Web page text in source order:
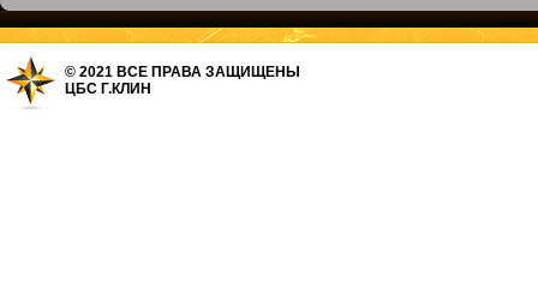
© 2021 ВСЕ ПРАВА ЗАЩИЩЕНЫ
ЦБС Г.КЛИН